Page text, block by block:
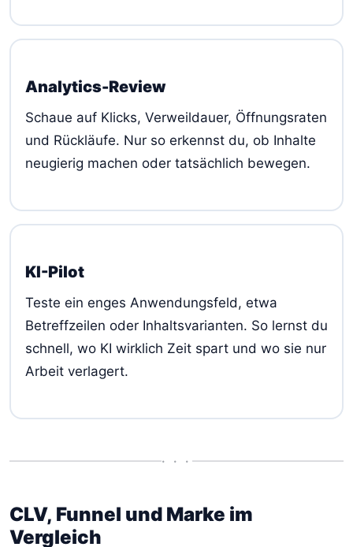
Analytics-Review
Schaue auf Klicks, Verweildauer, Öffnungsraten
und Rückläufe. Nur so erkennst du, ob Inhalte
neugierig machen oder tatsächlich bewegen.
KI-Pilot
Teste ein enges Anwendungsfeld, etwa
Betreffzeilen oder Inhaltsvarianten. So lernst du
schnell, wo KI wirklich Zeit spart und wo sie nur
Arbeit verlagert.
• • •
CLV, Funnel und Marke im
Vergleich